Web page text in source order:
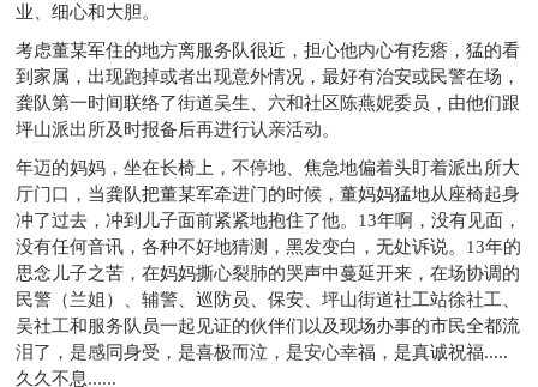
业、细心和大胆。
考虑董某军住的地方离服务队很近，担心他内心有疙瘩，猛的看
到家属，出现跑掉或者出现意外情况，最好有治安或民警在场，
龚队第一时间联络了街道吴生、六和社区陈燕妮委员，由他们跟
坪山派出所及时报备后再进行认亲活动。
年迈的妈妈，坐在长椅上，不停地、焦急地偏着头盯着派出所大
厅门口，当龚队把董某军牵进门的时候，董妈妈猛地从座椅起身
冲了过去，冲到儿子面前紧紧地抱住了他。13年啊，没有见面，
没有任何音讯，各种不好地猜测，黑发变白，无处诉说。13年的
思念儿子之苦，在妈妈撕心裂肺的哭声中蔓延开来，在场协调的
民警（兰姐）、辅警、巡防员、保安、坪山街道社工站徐社工、
吴社工和服务队员一起见证的伙伴们以及现场办事的市民全都流
泪了，是感同身受，是喜极而泣，是安心幸福，是真诚祝福.....
久久不息......